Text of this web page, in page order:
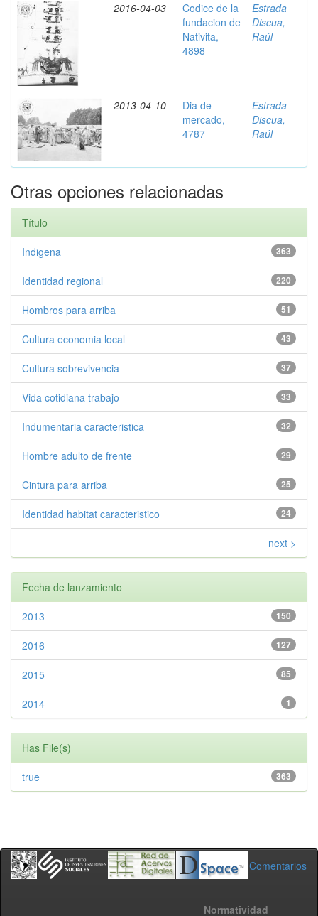
2016-04-03
Codice de la
fundacion de
Nativita,
4898
Estrada
Discua,
Raúl
2013-04-10
Dia de
mercado,
4787
Estrada
Discua,
Raúl
Otras opciones relacionadas
Título
363
Indigena
220
Identidad regional
51
Hombros para arriba
43
Cultura economia local
37
Cultura sobrevivencia
33
Vida cotidiana trabajo
32
Indumentaria caracteristica
29
Hombre adulto de frente
25
Cintura para arriba
24
Identidad habitat caracteristico
next >
Fecha de lanzamiento
150
2013
127
2016
85
2015
1
2014
Has File(s)
363
true
Comentarios
Normatividad